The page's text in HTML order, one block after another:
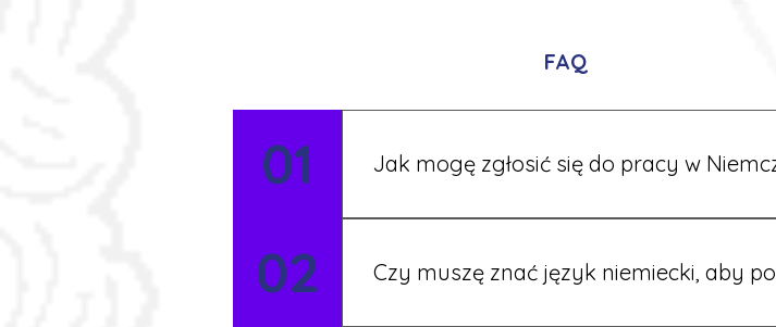
FAQ
01 Jak mogę zgłosić się do pracy w
Możesz wypełnić formularz zgłoszeniowy na
02 Czy muszę znać język niemiecki, aby